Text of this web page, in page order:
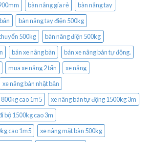
bàn nâng gía rẻ
bàn nâng tay
bàn nâng tay điện 500kg
500kg
bàn nâng điện 500kg
bán xe nâng bàn
bán xe nâng bán tự động.
mua xe nâng 2 tấn
xe nâng
xe nâng bàn nhật bản
cao 1m5
xe nâng bán tự động 1500kg 3m
bộ 1500kg cao 3m
cao 1m5
xe nâng mặt bàn 500kg